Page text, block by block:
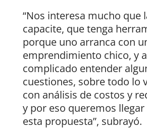
“Nos interesa mucho que
capacite, que tenga
porque uno arranca con
emprendimiento chico, y
complicado entender
cuestiones, sobre todo lo
con análisis de costos y
y por eso queremos
esta propuesta”, subrayó.